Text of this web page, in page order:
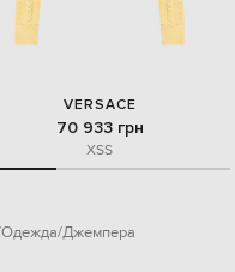
VERSACE
70 933 грн
XSS
Одежда Джемпера